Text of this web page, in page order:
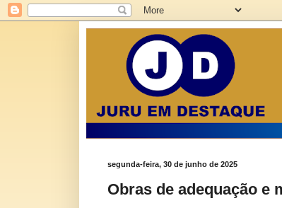
segunda-feira, 30 de junho de 2025
Obras de adequação e